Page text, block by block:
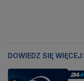
DOWIEDZ SIĘ WIĘCEJ: